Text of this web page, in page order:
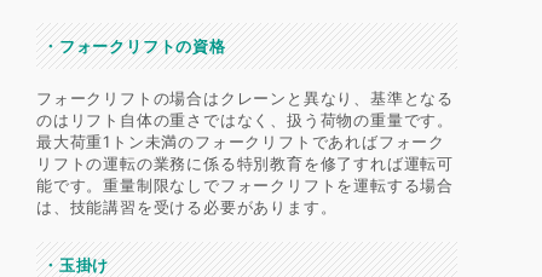
・フォークリフトの資格
フォークリフトの場合はクレーンと異なり、基準となる
のはリフト自体の重さではなく、扱う荷物の重量です。
最大荷重1トン未満のフォークリフトであればフォーク
リフトの運転の業務に係る特別教育を修了すれば運転可
能です。重量制限なしでフォークリフトを運転する場合
は、技能講習を受ける必要があります。
・玉掛け